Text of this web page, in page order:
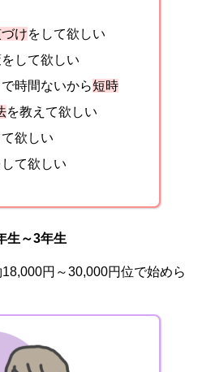
けをして欲しい
して欲しい
時間ないから短時
を教えて欲しい
欲しい
て欲しい
生～3年生
円～30,000円位で始めら